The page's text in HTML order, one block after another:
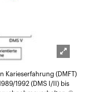
öffnen
Karieserfahrung (DMFT)
1992 (DMS I/II) bis